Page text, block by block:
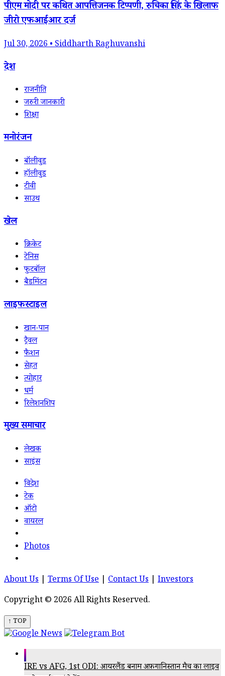
पीएम मोदी पर कथित आपत्तिजनक टिप्पणी, रुचिका सिंह के खिलाफ
जीरो एफआईआर दर्ज
Jul 30, 2026 • Siddharth Raghuvanshi
देश
राजनीति
जरुरी जानकारी
शिक्षा
मनोरंजन
बॉलीवुड
हॉलीवुड
टीवी
साउथ
खेल
क्रिकेट
टेनिस
फुटबॉल
बैडमिंटन
लाइफस्टाइल
खान-पान
ट्रैवल
फैशन
सेहत
त्योहार
धर्म
रिलेशनशिप
मुख्य समाचार
लेखक
साइंस
विदेश
टेक
ऑटो
वायरल
Photos
About Us Terms Of Use Contact Us
Investors
Copyright © 2026 All Rights Reserved.
↑ TOP
IRE vs AFG, 1st ODI: आयरलैंड बनाम अफ़गानिस्तान मैच का लाइव